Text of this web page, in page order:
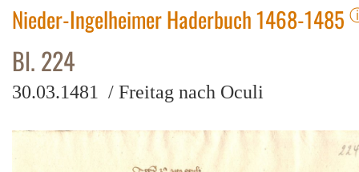
Nieder-Ingelheimer Haderbuch 1468-1485
Bl. 224
30.03.1481 / Freitag nach Oculi